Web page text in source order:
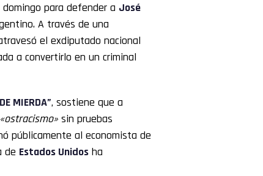
para defender a José
A través de una
el exdiputado nacional
a convertirlo en un criminal
MIERDA”, sostiene que a
«ostracismo» sin pruebas
públicamente al economista de
de Estados Unidos ha